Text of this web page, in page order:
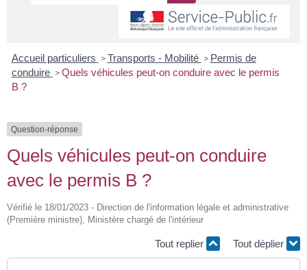
Accueil particuliers > Transports - Mobilité > Permis de
conduire > Quels véhicules peut-on conduire avec le permis
B ?
Question-réponse
Quels véhicules peut-on conduire
avec le permis B ?
Vérifié le 18/01/2023 - Direction de l'information légale et administrative
(Première ministre), Ministère chargé de l'intérieur
Tout replier Tout déplier